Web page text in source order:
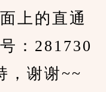
上的直通
：281730
，谢谢~~